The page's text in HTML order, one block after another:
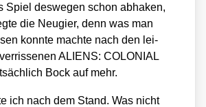
Spiel des­we­gen schon abha­ken,
die Neu­gier, denn was man
konn­te mach­te nach den lei­
ALIENS: COLONIAL
Bock auf mehr.
ich nach dem Stand. Was nicht